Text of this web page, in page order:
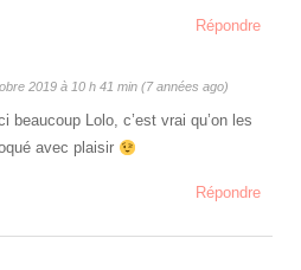
Répondre
2019 à 10 h 41 min (7 années ago)
beaucoup Lolo, c’est vrai qu’on les
avec plaisir
Répondre